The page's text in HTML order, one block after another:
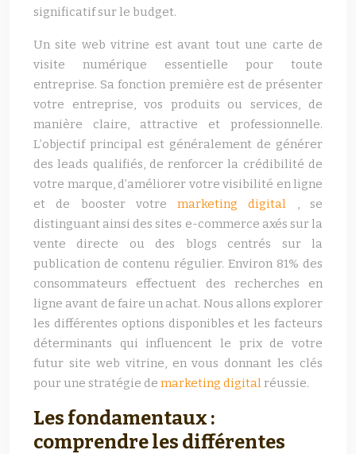
significatif sur le budget.
Un site web vitrine est avant tout une carte de
visite numérique essentielle pour toute
entreprise. Sa fonction première est de présenter
votre entreprise, vos produits ou services, de
manière claire, attractive et professionnelle.
L’objectif principal est généralement de générer
des leads qualifiés, de renforcer la crédibilité de
votre marque, d’améliorer votre visibilité en ligne
et de booster votremarketing digital , se
distinguant ainsi des sites e-commerce axés sur la
vente directe ou des blogs centrés sur la
publication de contenu régulier. Environ 81% des
consommateurs effectuent des recherches en
ligne avant de faire un achat. Nous allons explorer
les différentes options disponibles et les facteurs
déterminants qui influencent le prix de votre
futur site web vitrine, en vous donnant les clés
pour une stratégie de marketing digitalréussie.
Les fondamentaux :
comprendre les différentes